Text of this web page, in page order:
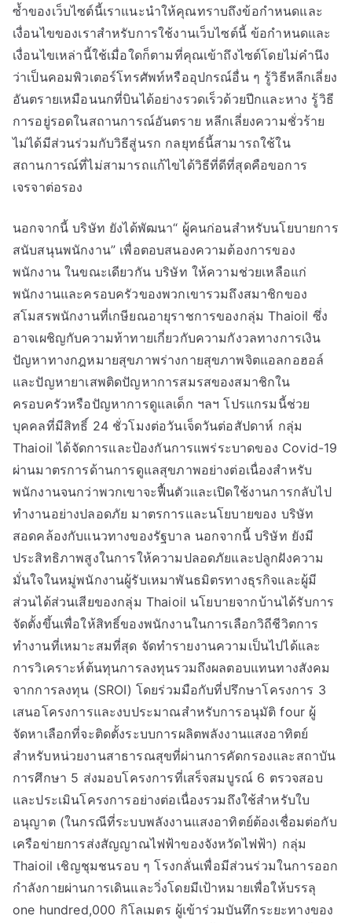
ซ้ำของเว็บไซต์นี้เราแนะนำให้คุณทราบถึงข้อกำหนดและ
เงื่อนไขของเราสำหรับการใช้งานเว็บไซต์นี้ ข้อกำหนดและ
เงื่อนไขเหล่านี้ใช้เมื่อใดก็ตามที่คุณเข้าถึงไซต์โดยไม่คำนึง
ว่าเป็นคอมพิวเตอร์โทรศัพท์หรืออุปกรณ์อื่น ๆ รู้วิธีหลีกเลี่ยง
อันตรายเหมือนนกที่บินได้อย่างรวดเร็วด้วยปีกและหาง รู้วิธี
การอยู่รอดในสถานการณ์อันตราย หลีกเลี่ยงความชั่วร้าย
ไม่ได้มีส่วนร่วมกับวิธีสู่นรก กลยุทธ์นี้สามารถใช้ใน
สถานการณ์ที่ไม่สามารถแก้ไขได้วิธีที่ดีที่สุดคือขอการ
เจรจาต่อรอง
นอกจากนี้ บริษัท ยังได้พัฒนา“ ผู้คนก่อนสำหรับนโยบายการ
สนับสนุนพนักงาน” เพื่อตอบสนองความต้องการของ
พนักงาน ในขณะเดียวกัน บริษัท ให้ความช่วยเหลือแก่
พนักงานและครอบครัวของพวกเขารวมถึงสมาชิกของ
สโมสรพนักงานที่เกษียณอายุราชการของกลุ่ม Thaioil ซึ่ง
อาจเผชิญกับความท้าทายเกี่ยวกับความกังวลทางการเงิน
ปัญหาทางกฎหมายสุขภาพร่างกายสุขภาพจิตแอลกอฮอล์
และปัญหายาเสพติดปัญหาการสมรสของสมาชิกใน
ครอบครัวหรือปัญหาการดูแลเด็ก ฯลฯ โปรแกรมนี้ช่วย
บุคคลที่มีสิทธิ์ 24 ชั่วโมงต่อวันเจ็ดวันต่อสัปดาห์ กลุ่ม
Thaioil ได้จัดการและป้องกันการแพร่ระบาดของ Covid-19
ผ่านมาตรการด้านการดูแลสุขภาพอย่างต่อเนื่องสำหรับ
พนักงานจนกว่าพวกเขาจะฟื้นตัวและเปิดใช้งานการกลับไป
ทำงานอย่างปลอดภัย มาตรการและนโยบายของ บริษัท
สอดคล้องกับแนวทางของรัฐบาล นอกจากนี้ บริษัท ยังมี
ประสิทธิภาพสูงในการให้ความปลอดภัยและปลูกฝังความ
มั่นใจในหมู่พนักงานผู้รับเหมาพันธมิตรทางธุรกิจและผู้มี
ส่วนได้ส่วนเสียของกลุ่ม Thaioil นโยบายจากบ้านได้รับการ
จัดตั้งขึ้นเพื่อให้สิทธิ์ของพนักงานในการเลือกวิถีชีวิตการ
ทำงานที่เหมาะสมที่สุด จัดทำรายงานความเป็นไปได้และ
การวิเคราะห์ต้นทุนการลงทุนรวมถึงผลตอบแทนทางสังคม
จากการลงทุน (SROI) โดยร่วมมือกับที่ปรึกษาโครงการ 3
เสนอโครงการและงบประมาณสำหรับการอนุมัติ four ผู้
จัดหาเลือกที่จะติดตั้งระบบการผลิตพลังงานแสงอาทิตย์
สำหรับหน่วยงานสาธารณสุขที่ผ่านการคัดกรองและสถาบัน
การศึกษา 5 ส่งมอบโครงการที่เสร็จสมบูรณ์ 6 ตรวจสอบ
และประเมินโครงการอย่างต่อเนื่องรวมถึงใช้สำหรับใบ
อนุญาต (ในกรณีที่ระบบพลังงานแสงอาทิตย์ต้องเชื่อมต่อกับ
เครือข่ายการส่งสัญญาณไฟฟ้าของจังหวัดไฟฟ้า) กลุ่ม
Thaioil เชิญชุมชนรอบ ๆ โรงกลั่นเพื่อมีส่วนร่วมในการออก
กำลังกายผ่านการเดินและวิ่งโดยมีเป้าหมายเพื่อให้บรรลุ
one hundred,000 กิโลเมตร ผู้เข้าร่วมบันทึกระยะทางของ